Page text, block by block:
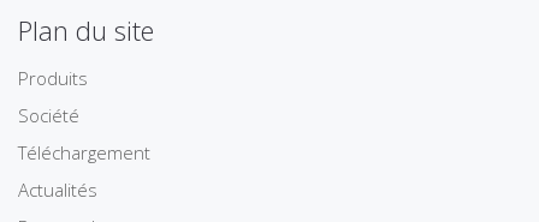
Plan du site
Produits
Société
Téléchargement
Actualités